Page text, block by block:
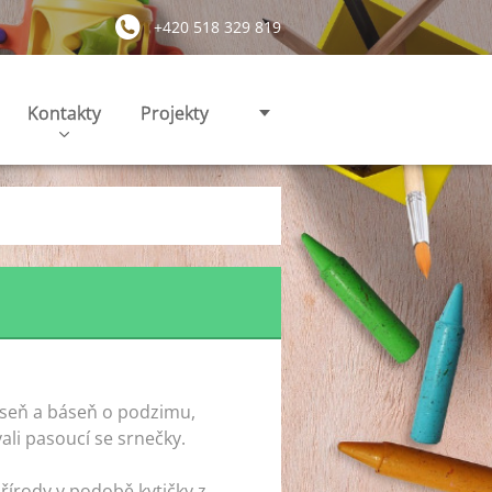
+420 518 329 819
Kontakty Projekty
a báseň o podzimu,
pasoucí se srnečky.